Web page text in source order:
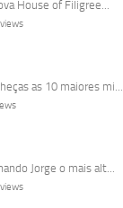
House of Filigree...
as 10 maiores mi...
Jorge o mais alt...